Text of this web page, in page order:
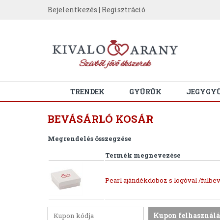
Bejelentkezés | Regisztráció
TRENDEK GYŰRŰK
BEVÁSÁRLÓ KOSÁR
Megrendelés összegzése
Termék megnevezése
Pearl ajándékdoboz s logóval /